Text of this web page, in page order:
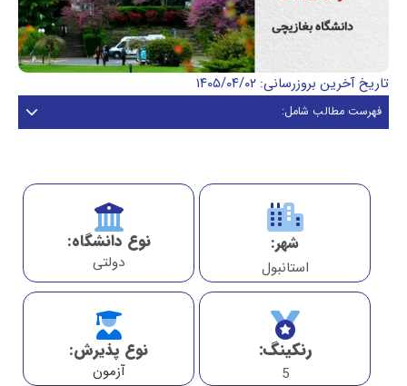
تاریخ آخرین بروزرسانی: ۱۴۰۵/۰۴/۰۲
فهرست مطالب شامل:
شهر:
استانبول
نوع دانشگاه:
دولتی
رنکینگ:
5
نوع پذیرش:
آزمون